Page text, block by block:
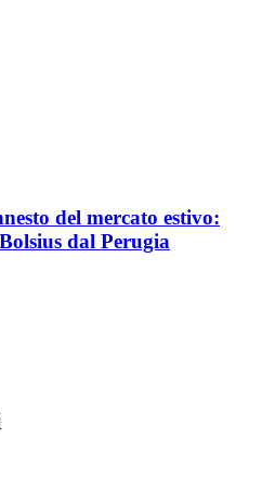
del mercato estivo:
dal Perugia